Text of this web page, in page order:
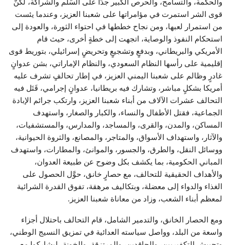
والحكمة، والتسامح، والحرص الكبير جدًّا على السِّلم والشراكة، لكنَّ
قوى الشر استمرت في مؤامراتها على شعبنا العزيز، وعندما يئست
من استمرار لعبها، ومن نجاح خططها في احتواء الثورة، والعودة إلى
استحكام النفوذ والوصاية، اتجهت إلى خطةٍ أخرى، حيث قام
الأمريكي والبريطاني، وبدفعٍ وتشجيعٍ وتحريضٍ إسرائيلي، بتوريط قوى
إقليمية على رأسها النظام السعودي، والنظام الإماراتي، بشن عدوانٍ
غادرٍ وظالم على شعبنا اليمني العزيز، في إطار تحالفٍ تشرف عليه
أمريكا بشكلٍ مباشر، وتشارك فيه بريطانيا، عدوانٍ إجرامي، قَتَل فيه
التحالف عشرات الآلاف من أبناء شعبنا العزيز، وارتكب جرائم الإبادة
الجماعية، فقتل الأطفال والنساء، والكبار والصغار، واستهدف
المساكن، والمدن، والقرى، والمساجد، والمدارس، والمستشفيات،
والآثار، واستهداف الأسواق، والمتاجر، والمصانع، والثروة الحيوانية،
ووسائل النقل، والطرق، والجسور، والموانئ، والمطارات، واستهدف
المباني الحكومية، بما يكشف بكل وضوح عن طبيعة العدوان،
والأهداف الحقيقية للتحالف، مع حصارٍ خانق، حوَّل الحصول على
الغذاء والدواء إلى معضلة، وبتكاليف مرهقة، تفوق القدرة الشرائية
لمعظم أبناء الشعب، وزاد من معاناة شعبنا العزيز.
ومع الحصار الخانق، والتدمير الشامل، قام التحالف باحتلال أجزاء
واسعة من البلد، وواصل سياسته العدائية في تمزيق النسيج الوطني،